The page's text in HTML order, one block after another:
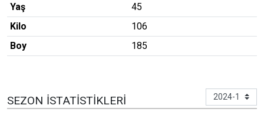
Yaş
45
Kilo
106
Boy
185
SEZON İSTATISTIKLERI